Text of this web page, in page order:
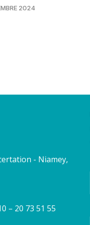
2024
- Niamey,
– 20 73 51 55